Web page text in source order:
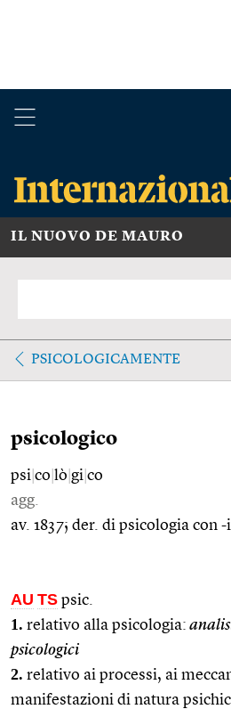
IL NUOVO DE MAURO
PSICOLOGICAMENTE
psicologico
psi co lò gi co
agg.
av. 1837; der. di psicologia con -
AU TS psic.
1. relativo alla psicologia:
psicologici
2. relativo ai processi, ai
manifestazioni di natura